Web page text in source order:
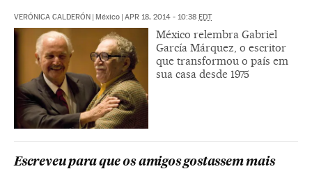
VERÓNICA CALDERÓN | México | APR 18, 2014 - 10:38 EDT
México relembra Gabriel
García Márquez, o escritor
que transformou o país em
sua casa desde 1975
Escreveu para que os amigos gostassem mais